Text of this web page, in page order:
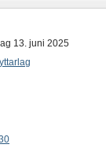
13. juni 2025